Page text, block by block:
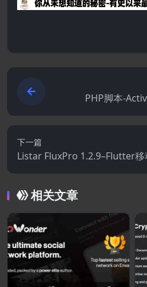
PHP脚本-
下一篇
Listar FluxPro 1.2.9–Flutter移
和预订–WordPress后端
相关文章